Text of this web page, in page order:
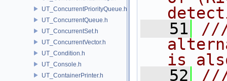
UT_ConcurrentPriorityQueue.h
UT_ConcurrentQueue.h
UT_ConcurrentSet.h
UT_ConcurrentVector.h
UT_Condition.h
UT_Console.h
UT_ContainerPrinter.h
   51
///
is
   52
///